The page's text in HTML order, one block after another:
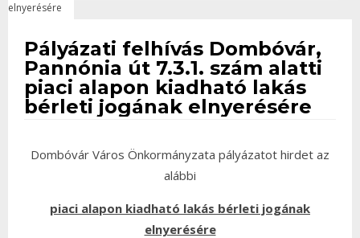
elnyerésére
Pályázati felhívás Dombóvár,
Pannónia út 7.3.1. szám alatti
piaci alapon kiadható lakás
bérleti jogának elnyerésére
Dombóvár Város Önkormányzata pályázatot hirdet az
alábbi
piaci alapon kiadható lakás bérleti jogának
elnyerésére